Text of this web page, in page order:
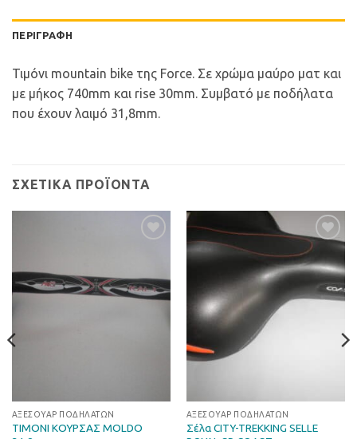
ΠΕΡΙΓΡΑΦΉ
Τιμόνι mountain bike της Force. Σε χρώμα μαύρο ματ και
με μήκος 740mm και rise 30mm. Συμβατό με ποδήλατα
που έχουν λαιμό 31,8mm.
ΣΧΕΤΙΚΆ ΠΡΟΪΌΝΤΑ
ΑΞΕΣΟΥΆΡ ΠΟΔΗΛΆΤΩΝ
ΤΙΜΟΝΙ ΚΟΥΡΣΑΣ MOLDO
Προσθήκη
στη Λίστα
Επιθυμιών
ΑΞΕΣΟΥΆΡ ΠΟΔΗΛΆΤΩΝ
Σέλα CITY-TREKKING SELLE